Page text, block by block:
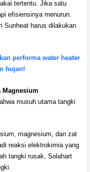
tertentu. Jika satu
efisiensinya menurun.
Sunheat harus dilakukan
performa water heater
hujan!
musuh utama tangki
magnesium, dan zat
reaksi elektrokimia yang
tangki rusak, Solahart